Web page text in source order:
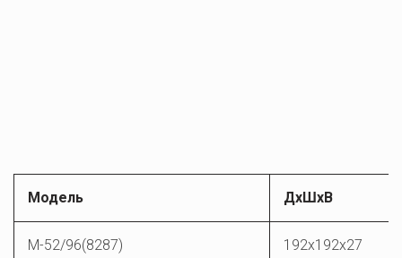
Модель ДхШхВ
M-52/96(8287) 192x192x27